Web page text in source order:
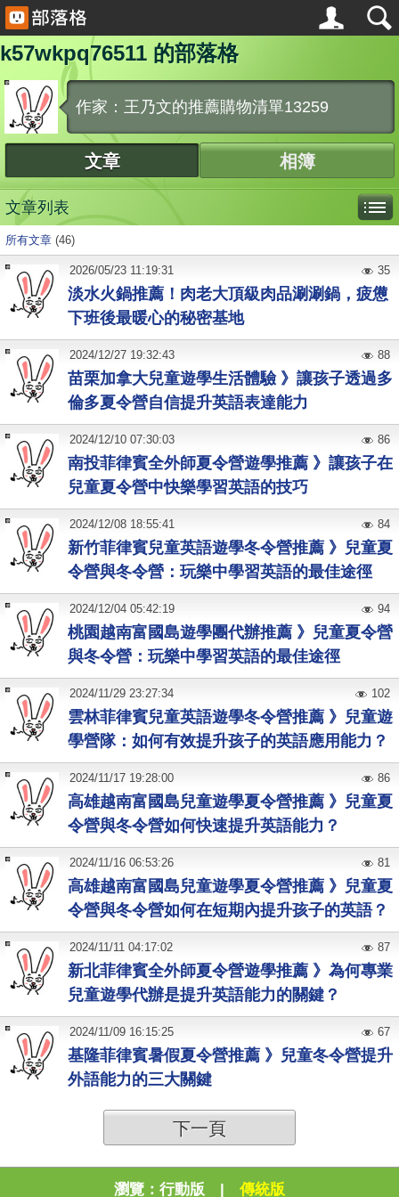
k57wkpq76511 的部落格
作家：王乃文的推薦購物清單13259
文章 相簿
文章列表
所有文章 (46)
淡水火鍋推薦！肉老大頂級肉品涮涮鍋，疲憊
下班後最暖心的秘密基地
2026/05/23 11:19:31 35
苗栗加拿大兒童遊學生活體驗 》讓孩子透過多
倫多夏令營自信提升英語表達能力
2024/12/27 19:32:43 88
南投菲律賓全外師夏令營遊學推薦 》讓孩子在
兒童夏令營中快樂學習英語的技巧
2024/12/10 07:30:03 86
新竹菲律賓兒童英語遊學冬令營推薦 》兒童夏
令營與冬令營：玩樂中學習英語的最佳途徑
2024/12/08 18:55:41 84
桃園越南富國島遊學團代辦推薦 》兒童夏令營
與冬令營：玩樂中學習英語的最佳途徑
2024/12/04 05:42:19 94
雲林菲律賓兒童英語遊學冬令營推薦 》兒童遊
學營隊：如何有效提升孩子的英語應用能力？
2024/11/29 23:27:34 102
高雄越南富國島兒童遊學夏令營推薦 》兒童夏
令營與冬令營如何快速提升英語能力？
2024/11/17 19:28:00 86
高雄越南富國島兒童遊學夏令營推薦 》兒童夏
令營與冬令營如何在短期內提升孩子的英語？
2024/11/16 06:53:26 81
新北菲律賓全外師夏令營遊學推薦 》為何專業
兒童遊學代辦是提升英語能力的關鍵？
2024/11/11 04:17:02 87
基隆菲律賓暑假夏令營推薦 》兒童冬令營提升
外語能力的三大關鍵
2024/11/09 16:15:25 67
下一頁
瀏覽： 行動版 | 傳統版